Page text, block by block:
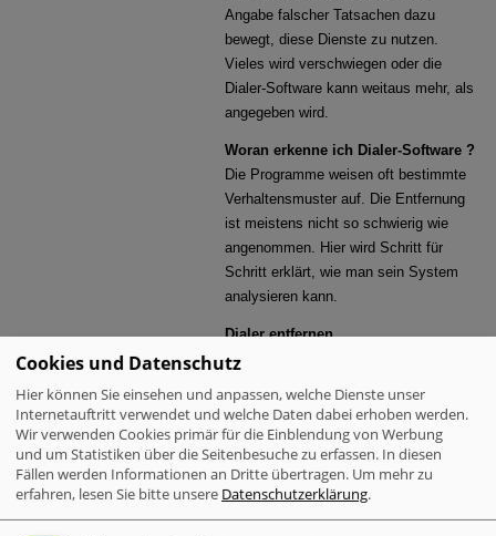
Angabe falscher Tatsachen dazu
bewegt, diese Dienste zu nutzen.
Vieles wird verschwiegen oder die
Dialer-Software kann weitaus mehr, als
angegeben wird.
Woran erkenne ich Dialer-Software ?
Die Programme weisen oft bestimmte
Verhaltensmuster auf. Die Entfernung
ist meistens nicht so schwierig wie
angenommen. Hier wird Schritt für
Schritt erklärt, wie man sein System
analysieren kann.
Dialer entfernen
Das ist gar nicht so einfach, hier eine
die jeweilige Konfiguration des
Systems und der Dialer selber spielen
dabei eine nicht unerhebliche Rolle.
Trotzdem haben wir uns hier sehr
bemüht eine für alle verständliche
Cookies und Datenschutz
Hier können Sie einsehen und anpassen, welche Dienste unser
Internetauftritt verwendet und welche Daten dabei erhoben werden.
Wir verwenden Cookies primär für die Einblendung von Werbung
und um Statistiken über die Seitenbesuche zu erfassen. In diesen
Fällen werden Informationen an Dritte übertragen. Um mehr zu
erfahren, lesen Sie bitte unsere Datenschutzerklärung.